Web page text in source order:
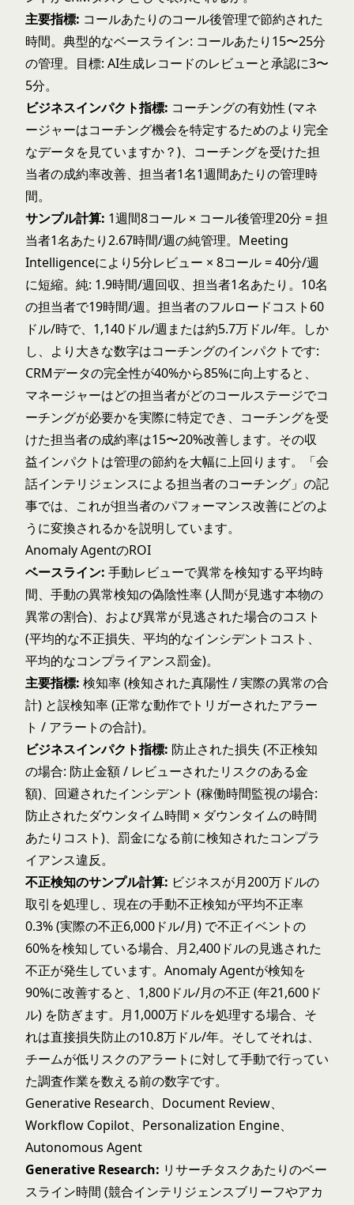
主要指標: コールあたりのコール後管理で節約された
時間。典型的なベースライン: コールあたり15〜25分
の管理。目標: AI生成レコードのレビューと承認に3〜
5分。
ビジネスインパクト指標: コーチングの有効性 (マネ
ージャーはコーチング機会を特定するためのより完全
なデータを見ていますか？)、コーチングを受けた担
当者の成約率改善、担当者1名1週間あたりの管理時
間。
サンプル計算: 1週間8コール × コール後管理20分 = 担
当者1名あたり2.67時間/週の純管理。Meeting
Intelligenceにより5分レビュー × 8コール = 40分/週
に短縮。純: 1.9時間/週回収、担当者1名あたり。10名
の担当者で19時間/週。担当者のフルロードコスト60
ドル/時で、1,140ドル/週または約5.7万ドル/年。しか
し、より大きな数字はコーチングのインパクトです:
CRMデータの完全性が40%から85%に向上すると、
マネージャーはどの担当者がどのコールステージでコ
ーチングが必要かを実際に特定でき、コーチングを受
けた担当者の成約率は15〜20%改善します。その収
益インパクトは管理の節約を大幅に上回ります。「会
話インテリジェンスによる担当者のコーチング 」の記
事では、これが担当者のパフォーマンス改善にどのよ
うに変換されるかを説明しています。
Anomaly AgentのROI
ベースライン: 手動レビューで異常を検知する平均時
間、手動の異常検知の偽陰性率 (人間が見逃す本物の
異常の割合)、および異常が見逃された場合のコスト
(平均的な不正損失、平均的なインシデントコスト、
平均的なコンプライアンス罰金)。
主要指標: 検知率 (検知された真陽性 / 実際の異常の合
計) と誤検知率 (正常な動作でトリガーされたアラー
ト / アラートの合計)。
ビジネスインパクト指標: 防止された損失 (不正検知
の場合: 防止金額 / レビューされたリスクのある金
額)、回避されたインシデント (稼働時間監視の場合:
防止されたダウンタイム時間 × ダウンタイムの時間
あたりコスト)、罰金になる前に検知されたコンプラ
イアンス違反。
不正検知のサンプル計算: ビジネスが月200万ドルの
取引を処理し、現在の手動不正検知が平均不正率
0.3% (実際の不正6,000ドル/月) で不正イベントの
60%を検知している場合、月2,400ドルの見逃された
不正が発生しています。Anomaly Agentが検知を
90%に改善すると、1,800ドル/月の不正 (年21,600ド
ル) を防ぎます。月1,000万ドルを処理する場合、そ
れは直接損失防止の10.8万ドル/年。そしてそれは、
チームが低リスクのアラートに対して手動で行ってい
た調査作業を数える前の数字です。
Generative Research、Document Review、
Workflow Copilot、Personalization Engine、
Autonomous Agent
Generative Research: リサーチタスクあたりのベー
スライン時間 (競合インテリジェンスブリーフやアカ